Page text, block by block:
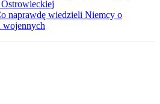
naprawdę wiedzieli Niemcy o
wojennych